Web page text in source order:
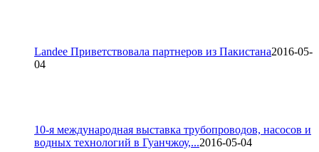
Landee Приветствовала партнеров из Пакистана2016-05-
04
10-я международная выставка трубопроводов, насосов и
водных технологий в Гуанчжоу,...2016-05-04